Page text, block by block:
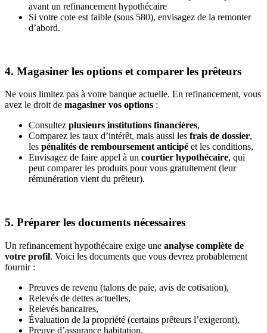
avant un refinancement hypothécaire
Si votre cote est faible (sous 580), envisagez de la remonter
d’abord.
4. Magasiner les options et comparer les prêteurs
Ne vous limitez pas à votre banque actuelle. En refinancement, vous
avez le droit de magasiner vos options :
Consultez plusieurs institutions financières,
Comparez les taux d’intérêt, mais aussi les frais de dossier,
les pénalités de remboursement anticipé et les conditions,
Envisagez de faire appel à un courtier hypothécaire, qui
peut comparer les produits pour vous gratuitement (leur
rémunération vient du prêteur).
5. Préparer les documents nécessaires
Un refinancement hypothécaire exige une analyse complète de
votre profil. Voici les documents que vous devrez probablement
fournir :
Preuves de revenu (talons de paie, avis de cotisation),
Relevés de dettes actuelles,
Relevés bancaires,
Évaluation de la propriété (certains prêteurs l’exigeront),
Preuve d’assurance habitation,